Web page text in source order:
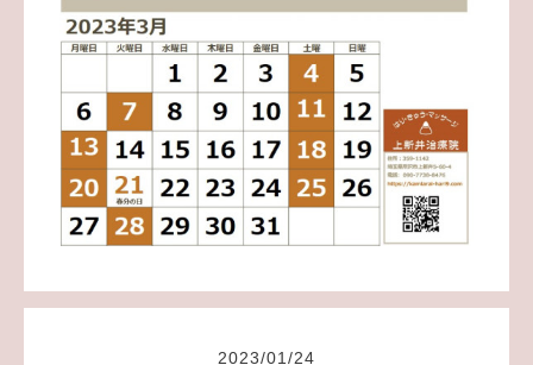
2023/01/24